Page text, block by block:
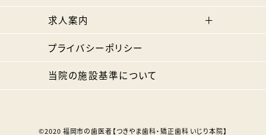
求人案内
プライバシーポリシー
当院の施設基準について
©2020 福岡市の歯医者【つきやま歯科・矯正歯科 いじり本院】